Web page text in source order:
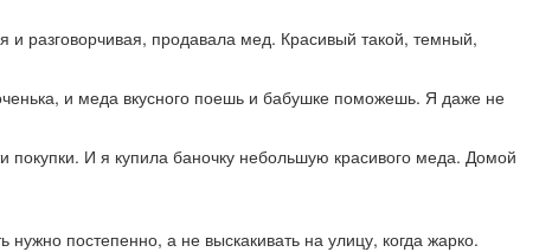
и разговорчивая, продавала мед. Красивый такой, темный,
и меда вкусного поешь и бабушке поможешь. Я даже не
И я купила баночку небольшую красивого меда. Домой
постепенно, а не выскакивать на улицу, когда жарко.